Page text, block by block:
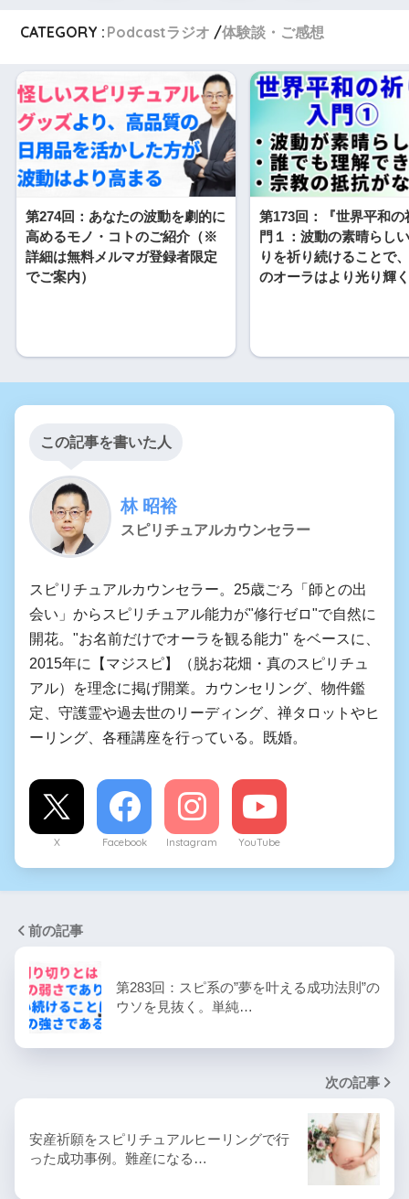
CATEGORY : Podcastラジオ 体験談・ご感想
第274回：あなたの波動を劇的に
高めるモノ・コトのご紹介（※
詳細は無料メルマガ登録者限定
でご案内）
第173回：『世界平和の
門１：波動の素晴らし
りを祈り続けることで
のオーラはより光り輝
この記事を書いた人
林 昭裕
スピリチュアルカウンセラー
スピリチュアルカウンセラー。25歳ごろ「師との出
会い」からスピリチュアル能力が"修行ゼロ"で自然に
開花。"お名前だけでオーラを観る能力" をベースに、
2015年に【マジスピ】（脱お花畑・真のスピリチュ
アル）を理念に掲げ開業。カウンセリング、物件鑑
定、守護霊や過去世のリーディング、禅タロットやヒ
ーリング、各種講座を行っている。既婚。
X Facebook Instagram YouTube
前の記事
第283回：スピ系の”夢を叶える成功法則”の
ウソを見抜く。単純…
次の記事
安産祈願をスピリチュアルヒーリングで行
った成功事例。難産になる…